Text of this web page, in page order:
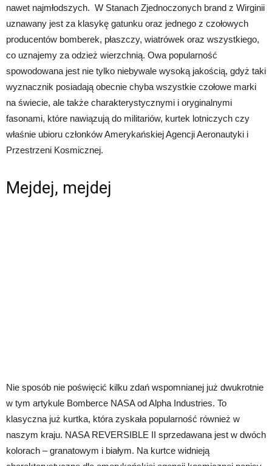
nawet najmłodszych. W Stanach Zjednoczonych brand z Wirginii
uznawany jest za klasykę gatunku oraz jednego z czołowych
producentów bomberek, płaszczy, wiatrówek oraz wszystkiego,
co uznajemy za odzież wierzchnią. Owa popularność
spowodowana jest nie tylko niebywale wysoką jakością, gdyż taki
wyznacznik posiadają obecnie chyba wszystkie czołowe marki
na świecie, ale także charakterystycznymi i oryginalnymi
fasonami, które nawiązują do militariów, kurtek lotniczych czy
właśnie ubioru członków Amerykańskiej Agencji Aeronautyki i
Przestrzeni Kosmicznej.
Mejdej, mejdej
Nie sposób nie poświęcić kilku zdań wspomnianej już dwukrotnie
w tym artykule Bomberce NASA od Alpha Industries. To
klasyczna już kurtka, która zyskała popularność również w
naszym kraju. NASA REVERSIBLE II sprzedawana jest w dwóch
kolorach – granatowym i białym. Na kurtce widnieją